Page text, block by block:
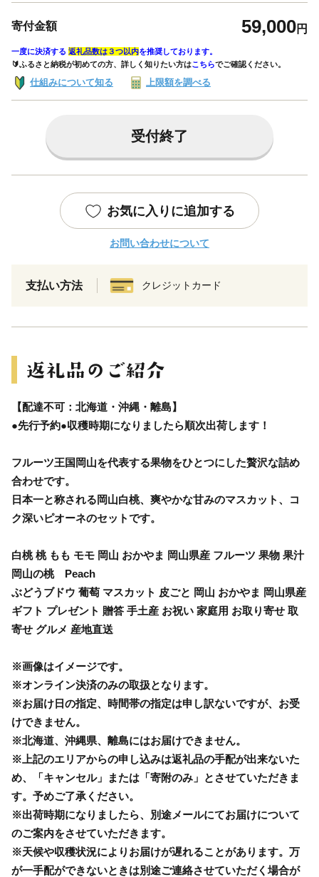
寄付金額 59,000円
一度に決済する 返礼品数は３つ以内を推奨しております。
🔰ふるさと納税が初めての方、詳しく知りたい方はこちらでご確認ください。
仕組みについて知る 上限額を調べる
受付終了
お気に入りに追加する
お問い合わせについて
支払い方法 クレジットカード
【配達不可：北海道・沖縄・離島】
●先行予約●収穫時期になりましたら順次出荷します！
フルーツ王国岡山を代表する果物をひとつにした贅沢な詰め
合わせです。
日本一と称される岡山白桃、爽やかな甘みのマスカット、コ
ク深いピオーネのセットです。
白桃 桃 もも モモ 岡山 おかやま 岡山県産 フルーツ 果物 果汁
岡山の桃 Peach
ぶどうブドウ 葡萄 マスカット 皮ごと 岡山 おかやま 岡山県産
ギフト プレゼント 贈答 手土産 お祝い 家庭用 お取り寄せ 取
寄せ グルメ 産地直送
※画像はイメージです。
※オンライン決済のみの取扱となります。
※お届け日の指定、時間帯の指定は申し訳ないですが、お受
けできません。
※北海道、沖縄県、離島にはお届けできません。
※上記のエリアからの申し込みは返礼品の手配が出来ないた
め、「キャンセル」または「寄附のみ」とさせていただきま
す。予めご了承ください。
※出荷時期になりましたら、別途メールにてお届けについて
のご案内をさせていただきます。
※天候や収穫状況によりお届けが遅れることがあります。万
が一手配ができないときは別途ご連絡させていただく場合が